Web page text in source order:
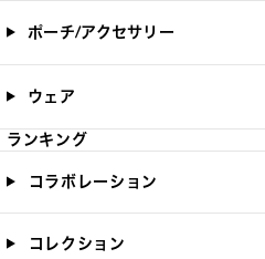
ポーチ/アクセサリー
ウェア
ランキング
コラボレーション
コレクション